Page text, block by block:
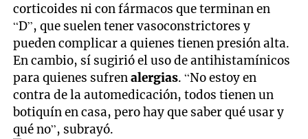
corticoides ni con fármacos que terminan en
“D”, que suelen tener vasoconstrictores y
pueden complicar a quienes tienen presión alta.
En cambio, sí sugirió el uso de antihistamínicos
para quienes sufrenalergias. “No estoy en
contra de la automedicación, todos tienen un
botiquín en casa, pero hay que saber qué usar y
qué no”, subrayó.